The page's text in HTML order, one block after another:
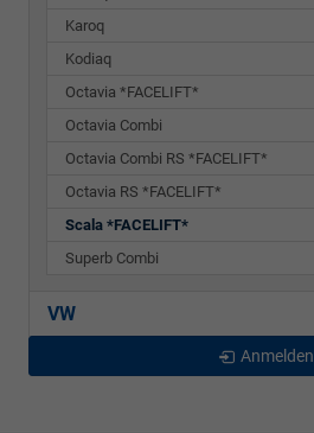
Karoq
Kodiaq
Octavia *FACELIFT*
Octavia Combi
Octavia Combi RS *FACELIFT*
Octavia RS *FACELIFT*
Scala *FACELIFT*
Superb Combi
VW
Anmelden